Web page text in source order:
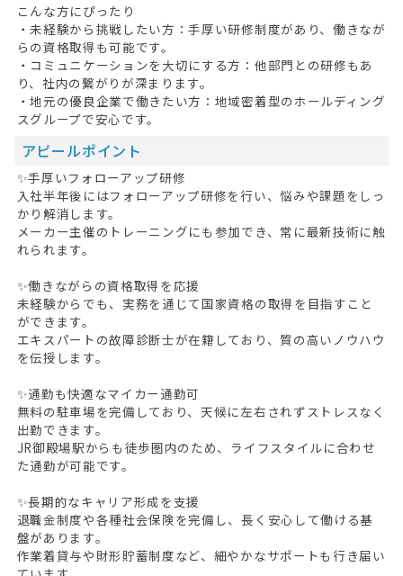
こんな方にぴったり
・未経験から挑戦したい方：手厚い研修制度があり、働きなが
らの資格取得も可能です。
・コミュニケーションを大切にする方：他部門との研修もあ
り、社内の繋がりが深まります。
・地元の優良企業で働きたい方：地域密着型のホールディング
スグループで安心です。
アピールポイント
✨手厚いフォローアップ研修
入社半年後にはフォローアップ研修を行い、悩みや課題をしっ
かり解消します。
メーカー主催のトレーニングにも参加でき、常に最新技術に触
れられます。
✨働きながらの資格取得を応援
未経験からでも、実務を通じて国家資格の取得を目指すこと
ができます。
エキスパートの故障診断士が在籍しており、質の高いノウハウ
を伝授します。
✨通勤も快適なマイカー通勤可
無料の駐車場を完備しており、天候に左右されずストレスなく
出勤できます。
JR御殿場駅からも徒歩圏内のため、ライフスタイルに合わせ
た通勤が可能です。
✨長期的なキャリア形成を支援
退職金制度や各種社会保険を完備し、長く安心して働ける基
盤があります。
作業着貸与や財形貯蓄制度など、細やかなサポートも行き届い